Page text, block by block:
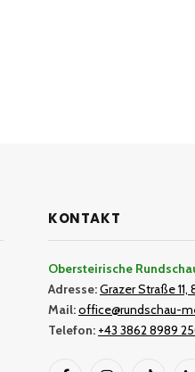
KONTAKT
Obersteirische
Adresse:Grazer Straße
Mail:office@rundschau-
Telefon: +43 3862 8989